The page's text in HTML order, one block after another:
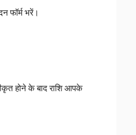
फॉर्म भरें।
होने के बाद राशि आपके